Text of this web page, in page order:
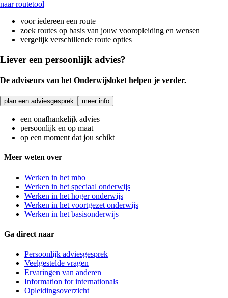
naar routetool
voor iedereen een route
zoek routes op basis van jouw vooropleiding en wensen
vergelijk verschillende route opties
Liever een persoonlijk advies?
De adviseurs van het Onderwijsloket helpen je verder.
plan een adviesgesprek meer info
een onafhankelijk advies
persoonlijk en op maat
op een moment dat jou schikt
Meer weten over
Werken in het mbo
Werken in het speciaal onderwijs
Werken in het hoger onderwijs
Werken in het voortgezet onderwijs
Werken in het basisonderwijs
Ga direct naar
Persoonlijk adviesgesprek
Veelgestelde vragen
Ervaringen van anderen
Information for internationals
Opleidingsoverzicht